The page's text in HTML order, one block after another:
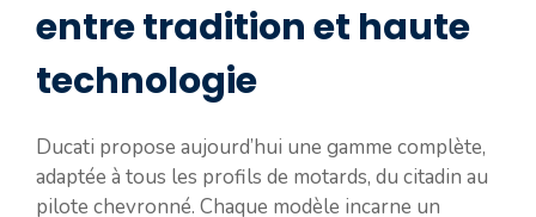
entre tradition et haute
technologie
Ducati propose aujourd’hui une gamme complète,
adaptée à tous les profils de motards, du citadin au
pilote chevronné. Chaque modèle incarne un